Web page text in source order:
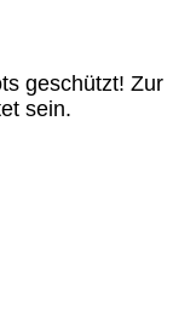
geschützt! Zur
sein.